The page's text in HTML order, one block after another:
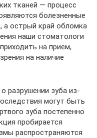
тканей — процесс
болезненные
острый край обломка
наши стоматологи
на прием,
на наличие
разрушении зуба из-
могут быть
зуба постепенно
пробирается
распространяются